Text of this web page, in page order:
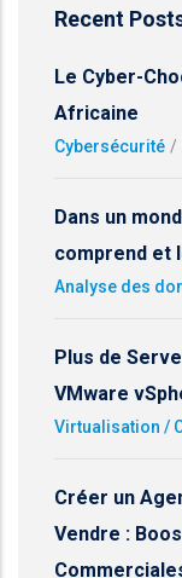
Recent
Le Cyber-
Africaine
Cybersécurité /
Dans un
comprend et
Analyse des
Plus de
VMware
Virtualisation /
Créer un
Vendre :